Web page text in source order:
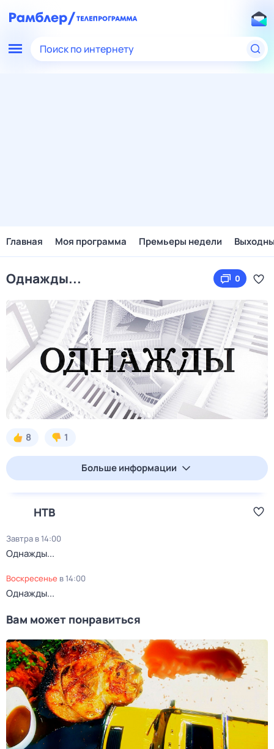
Поиск по интернету
Главная Моя программа Премьеры недели
Однажды... 0
8 1
Больше информации
НТВ
Завтра в 14:00
Однажды...
воскресенье в14:00
Однажды...
Вам может понравиться